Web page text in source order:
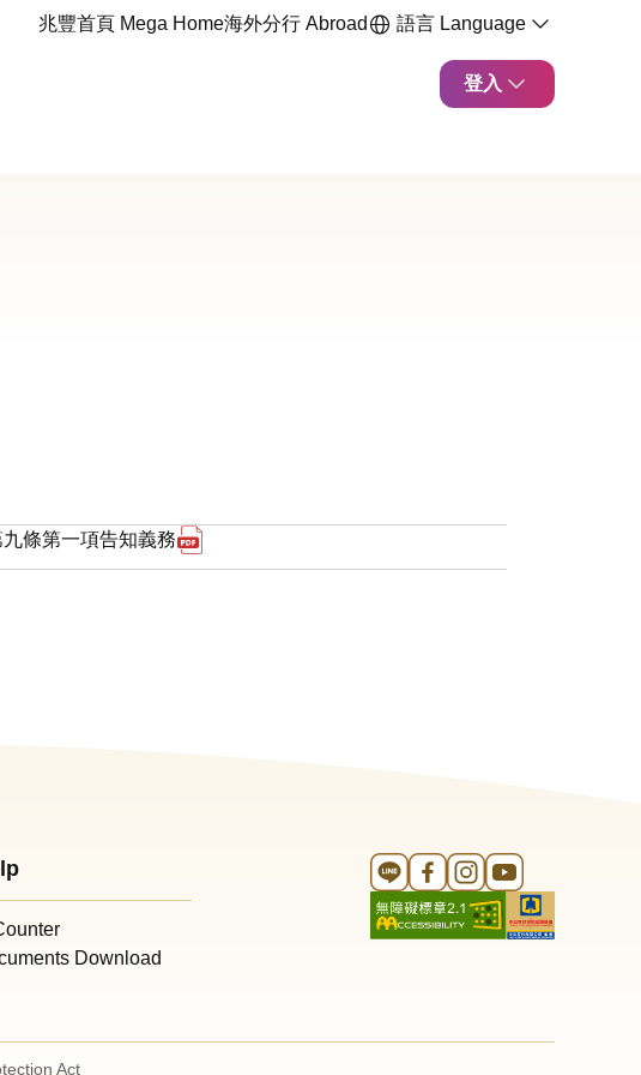
兆豐首頁 Mega Home海外分行 Abroad 語言 Language
登入
開新視窗
條第一項告知義務
Download
Line 官方帳號
FB 官方帳號
Instagram 官方帳號
YouTube 官方帳號
Act